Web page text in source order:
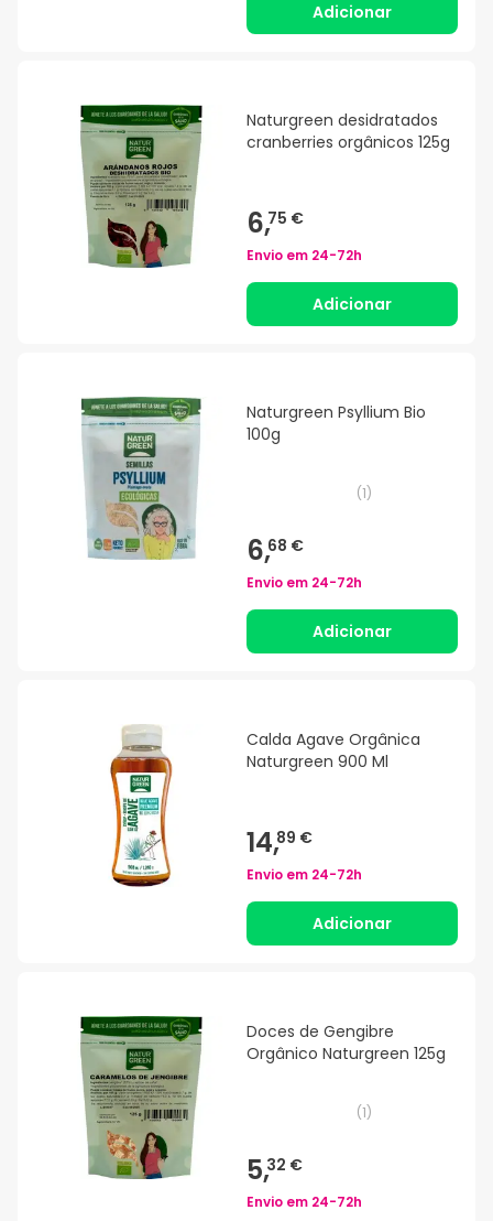
Adicionar
Naturgreen desidratados
cranberries orgânicos 125g
6,75 €
Envio em 24-72h
Adicionar
Naturgreen Psyllium Bio
100g
(1)
6,68 €
Envio em 24-72h
Adicionar
Calda Agave Orgânica
Naturgreen 900 Ml
14,89 €
Envio em 24-72h
Adicionar
Doces de Gengibre
Orgânico Naturgreen 125g
(1)
5,32 €
Envio em 24-72h